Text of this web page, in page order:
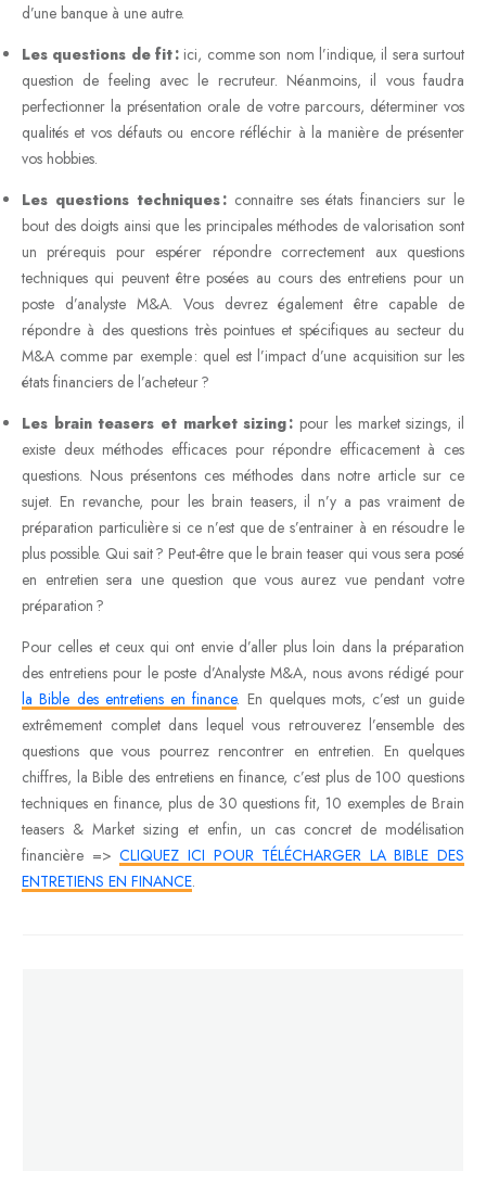
d’une banque à une autre.
Les questions de fit : ici, comme son nom l’indique, il sera surtout
question de feeling avec le recruteur. Néanmoins, il vous faudra
perfectionner la présentation orale de votre parcours, déterminer vos
qualités et vos défauts ou encore réfléchir à la manière de présenter
vos hobbies.
Les questions techniques :connaitre ses états financiers sur le
bout des doigts ainsi que les principales méthodes de valorisation sont
un prérequis pour espérer répondre correctement aux questions
techniques qui peuvent être posées au cours des entretiens pour un
poste d’analyste M&A. Vous devrez également être capable de
répondre à des questions très pointues et spécifiques au secteur du
M&A comme par exemple : quel est l’impact d’une acquisition sur les
états financiers de l’acheteur ?
Les brain teasers et market sizing : pour les market sizings, il
existe deux méthodes efficaces pour répondre efficacement à ces
questions. Nous présentons ces méthodes dans notre article sur ce
sujet. En revanche, pour les brain teasers, il n’y a pas vraiment de
préparation particulière si ce n’est que de s’entrainer à en résoudre le
plus possible. Qui sait ? Peut-être que le brain teaser qui vous sera posé
en entretien sera une question que vous aurez vue pendant votre
préparation ?
Pour celles et ceux qui ont envie d’aller plus loin dans la préparation
des entretiens pour le poste d’Analyste M&A, nous avons rédigé pour
la Bible des entretiens en finance. En quelques mots, c’est un guide
extrêmement complet dans lequel vous retrouverez l’ensemble des
questions que vous pourrez rencontrer en entretien. En quelques
chiffres, la Bible des entretiens en finance, c’est plus de 100 questions
techniques en finance, plus de 30 questions fit, 10 exemples de Brain
teasers & Market sizing et enfin, un cas concret de modélisation
financière =>CLIQUEZ ICI POUR TÉLÉCHARGER LA BIBLE DES
ENTRETIENS EN FINANCE.